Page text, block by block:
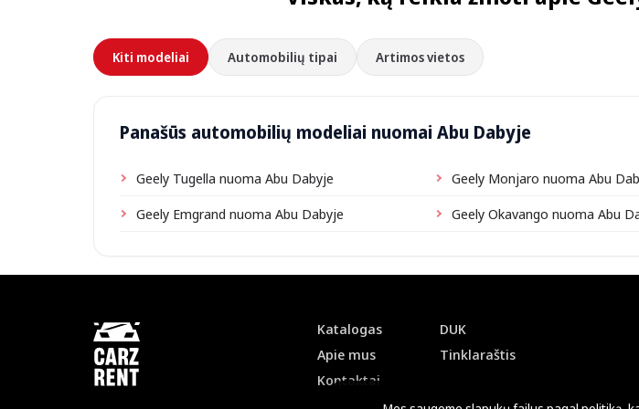
Kiti modeliai Automobilių tipai Artimos vietos
Panašūs automobilių modeliai nuomai Abu Dabyje
Geely Tugella nuoma Abu Dabyje Geely Monjaro nuoma Abu
Geely Emgrand nuoma Abu Dabyje
Geely Okavango nuoma Abu
Katalogas
Apie mus
Kontaktai
DUK
Tinklaraštis